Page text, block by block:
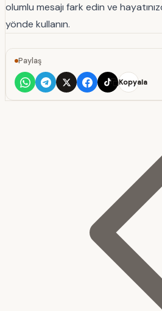
olumlu mesajı fark edin ve
yönde kullanın.
Paylaş
Kopyala